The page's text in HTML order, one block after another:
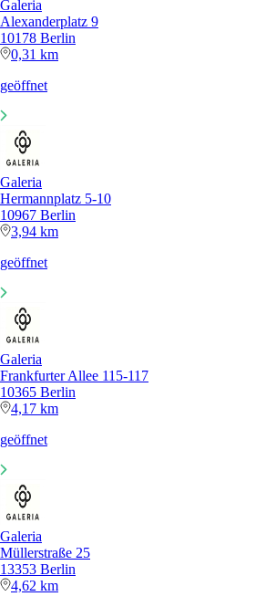
Galeria
Alexanderplatz 9
10178 Berlin
0,31 km
geöffnet
Galeria
Hermannplatz 5-10
10967 Berlin
3,94 km
geöffnet
Galeria
Frankfurter Allee 115-117
10365 Berlin
4,17 km
geöffnet
Galeria
Müllerstraße 25
13353 Berlin
4,62 km